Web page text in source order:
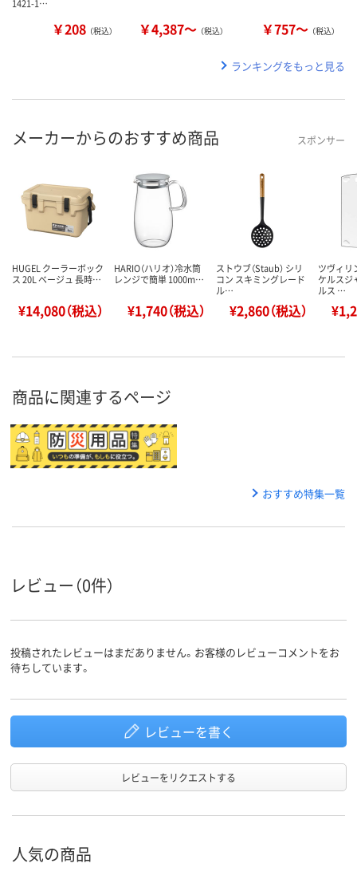
1421-1…
￥208 （税込） ￥4,387～ （税込） ￥757～ （税込）
ランキングをもっと見る
メーカーからのおすすめ商品 スポンサー
HUGEL クーラーボック
ス 20L ベージュ 長時…
¥14,080（税込）
HARIO（ハリオ）冷水筒
レンジで簡単 1000m…
¥1,740（税込）
ストウブ（Staub） シリ
コン スキミングレード
ル…
¥2,860（税込）
ツヴィリ
ケルスジ
ルス …
商品に関連するページ
おすすめ特集一覧
レビュー（0件）
投稿されたレビューはまだありません。お客様のレビューコメントをお
待ちしています。
レビューを書く
レビューをリクエストする
人気の商品